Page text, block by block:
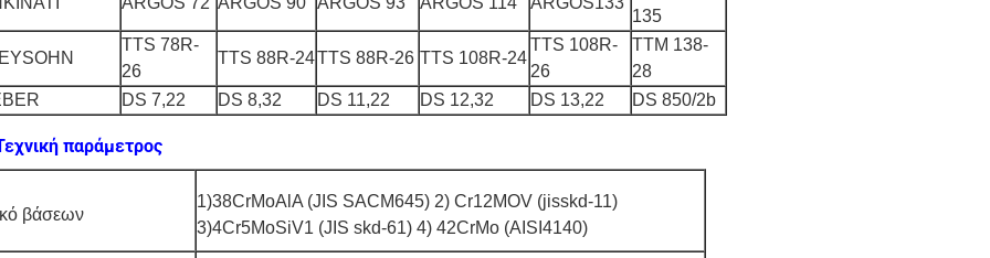
135
TTS 78R-
26
TTS 88R-24TTS 88R-26 TTS 108R-24
TTS 108R-
26
TTM 138-
28
DS 7,22 DS 8,32 DS 11,22 DS 12,32 DS 13,22 DS 850/2b
παράμετρος
βάσεων
1)38CrMoAlA (JIS SACM645) 2) Cr12MOV (jisskd-11)
3)4Cr5MoSiV1 (JIS skd-61) 4) 42CrMo (AISI4140)